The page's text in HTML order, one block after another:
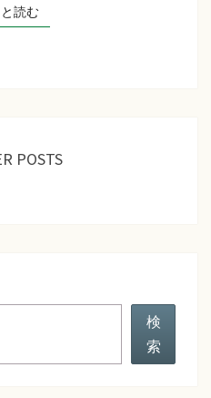
読むもっと読む
POSTS
検
索